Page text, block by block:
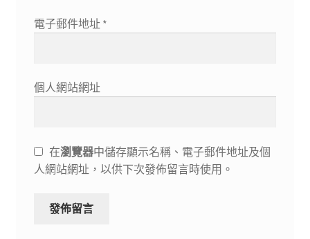
電子郵件地址 *
個人網站網址
在瀏覽器中儲存顯示名稱、電子郵件地址及個
人網站網址，以供下次發佈留言時使用。